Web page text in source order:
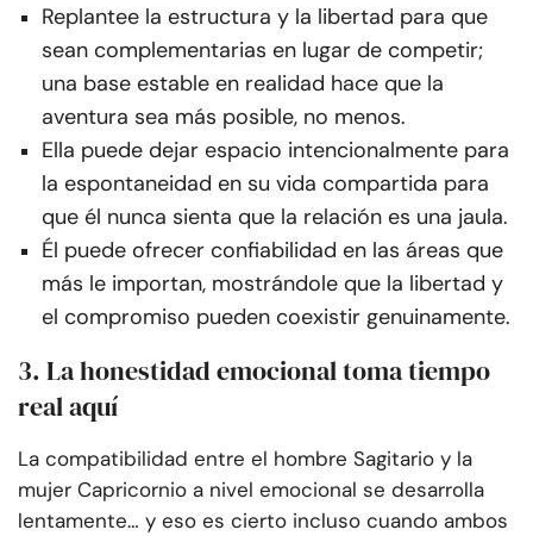
Replantee la estructura y la libertad para que
sean complementarias en lugar de competir;
una base estable en realidad hace que la
aventura sea más posible, no menos.
Ella puede dejar espacio intencionalmente para
la espontaneidad en su vida compartida para
que él nunca sienta que la relación es una jaula.
Él puede ofrecer confiabilidad en las áreas que
más le importan, mostrándole que la libertad y
el compromiso pueden coexistir genuinamente.
3. La honestidad emocional toma tiempo
real aquí
La compatibilidad entre el hombre Sagitario y la
mujer Capricornio a nivel emocional se desarrolla
lentamente… y eso es cierto incluso cuando ambos